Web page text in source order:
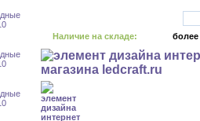
Наличие на складе: более